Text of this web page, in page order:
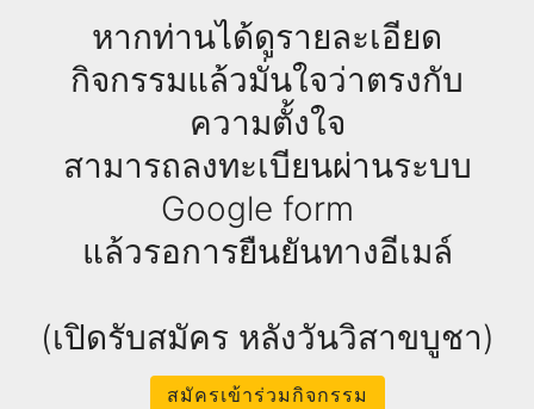
หากท่านได้ดูรายละเอียด
กิจกรรมแล้วมั่นใจว่าตรงกับ
ความตั้งใจ
สามารถลงทะเบียนผ่านระบบ
Google form
แล้วรอการยืนยันทางอีเมล์
(เปิดรับสมัคร หลังวันวิสาขบูชา)
สมัครเข้าร่วมกิจกรรม